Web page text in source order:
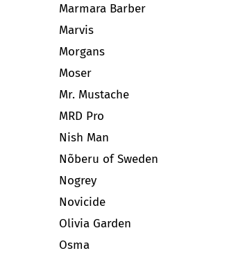
Marmara Barber
Marvis
Morgans
Moser
Mr. Mustache
MRD Pro
Nish Man
Nõberu of Sweden
Nogrey
Novicide
Olivia Garden
Osma